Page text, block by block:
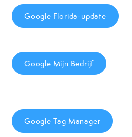
Google Florida-update
Google Mijn Bedrijf
Google Tag Manager